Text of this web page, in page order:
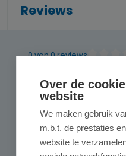
Reviews
0 van 0 reviews
Deel uw ervaringen met
Schrijf een review
Alleen reviews
Over de
website
We maken gebruik
m.b.t. de prestaties
website te